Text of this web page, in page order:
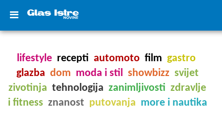
lifestyle recepti automoto film gastro
glazba dom moda i stil showbizz svijet
zivotinja tehnologija zanimljivosti zdravlje
i fitness znanost putovanja more i nautika